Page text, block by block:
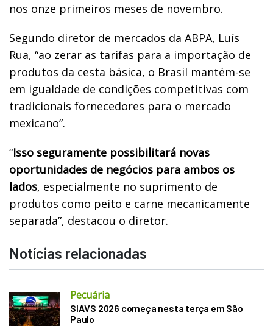
nos onze primeiros meses de novembro.
Segundo diretor de mercados da ABPA, Luís
Rua, “ao zerar as tarifas para a importação de
produtos da cesta básica, o Brasil mantém-se
em igualdade de condições competitivas com
tradicionais fornecedores para o mercado
mexicano”.
“Isso seguramente possibilitará novas
oportunidades de negócios para ambos os
lados, especialmente no suprimento de
produtos como peito e carne mecanicamente
separada”, destacou o diretor.
Notícias relacionadas
Pecuária
SIAVS 2026 começa nesta terça em São
Paulo